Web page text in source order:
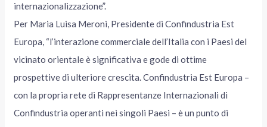
internazionalizzazione”.
Per Maria Luisa Meroni, Presidente di Confindustria Est
Europa, “l’interazione commerciale dell’Italia con i Paesi del
vicinato orientale è significativa e gode di ottime
prospettive di ulteriore crescita. Confindustria Est Europa –
con la propria rete di Rappresentanze Internazionali di
Confindustria operanti nei singoli Paesi – è un punto di